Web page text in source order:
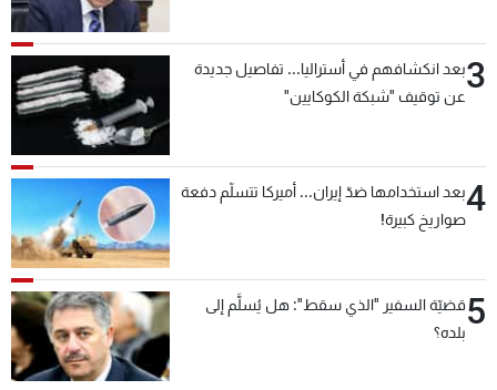
3بعد انكشافهم في أستراليا... تفاصيل جديدة
عن توقيف "شبكة الكوكايين"
4بعد استخدامها ضدّ إيران... أميركا تتسلّم دفعة
صواريخ كبيرة!
5قضيّة السفير "الذي سقط": هل يُسلَّم إلى
بلده؟